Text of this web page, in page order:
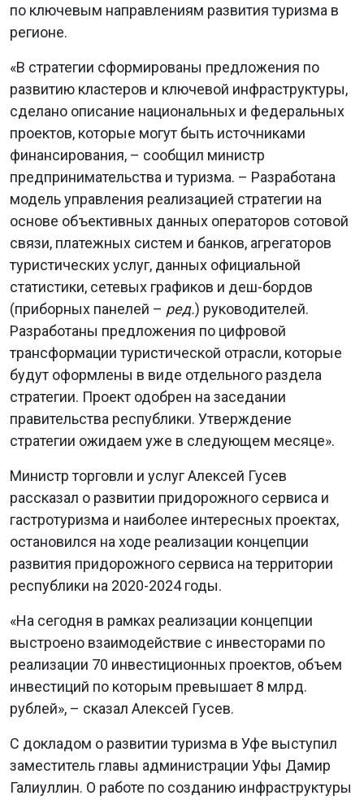
по ключевым направлениям развития туризма в
регионе.
«В стратегии сформированы предложения по
развитию кластеров и ключевой инфраструктуры,
сделано описание национальных и федеральных
проектов, которые могут быть источниками
финансирования, – сообщил министр
предпринимательства и туризма. – Разработана
модель управления реализацией стратегии на
основе объективных данных операторов сотовой
связи, платежных систем и банков, агрегаторов
туристических услуг, данных официальной
статистики, сетевых графиков и деш-бордов
(приборных панелей – ред.) руководителей.
Разработаны предложения по цифровой
трансформации туристической отрасли, которые
будут оформлены в виде отдельного раздела
стратегии. Проект одобрен на заседании
правительства республики. Утверждение
стратегии ожидаем уже в следующем месяце».
Министр торговли и услуг Алексей Гусев
рассказал о развитии придорожного сервиса и
гастротуризма и наиболее интересных проектах,
остановился на ходе реализации концепции
развития придорожного сервиса на территории
республики на 2020-2024 годы.
«На сегодня в рамках реализации концепции
выстроено взаимодействие с инвесторами по
реализации 70 инвестиционных проектов, объем
инвестиций по которым превышает 8 млрд.
рублей», – сказал Алексей Гусев.
С докладом о развитии туризма в Уфе выступил
заместитель главы администрации Уфы Дамир
Галиуллин. О работе по созданию инфраструктуры